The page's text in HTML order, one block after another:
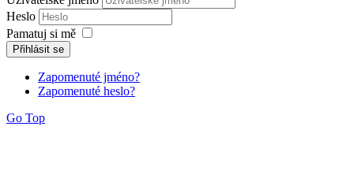
Heslo
Pamatuj si mě
Přihlásit se
Zapomenuté jméno?
Zapomenuté heslo?
Go Top